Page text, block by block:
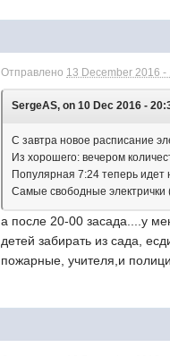
Отправлено 13 December 2016 -
SergeAS, on 10 Dec 2016 -
С завтра новое расписание
Из хорошего: вечером
Популярная 7:24 теперь
Самые свободные
а после 20-00 засада....у
детей забирать из сада,
пожарные, учителя,и